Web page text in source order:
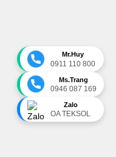
Mr.Huy
0911 110 800
Ms.Trang
0946 087 169
Zalo
OA TEKSOL